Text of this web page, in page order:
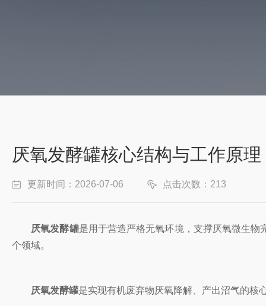
厌氧发酵罐核心结构与工作原理
更新时间：2026-07-06 点击次数：213
厌氧发酵罐是用于营造严格无氧环境，支撑厌氧微生
个领域。
厌氧发酵罐是实现有机废弃物厌氧降解、产出沼气的核